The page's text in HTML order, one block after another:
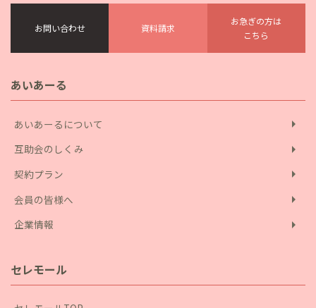
お問い合わせ 資料請求
お急ぎの方は
こちら
あいあーる
あいあーるについて arrow_right
互助会のしくみ arrow_right
契約プラン arrow_right
会員の皆様へ arrow_right
企業情報 arrow_right
セレモール